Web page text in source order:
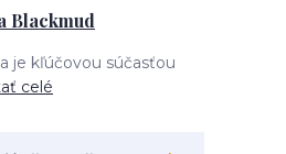
Blackmud
je kľúčovou súčasťou
celé